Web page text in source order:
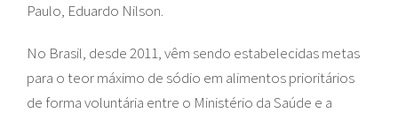
Paulo, Eduardo Nilson.
No Brasil, desde 2011, vêm sendo estabelecidas metas
para o teor máximo de sódio em alimentos prioritários
de forma voluntária entre o Ministério da Saúde e a